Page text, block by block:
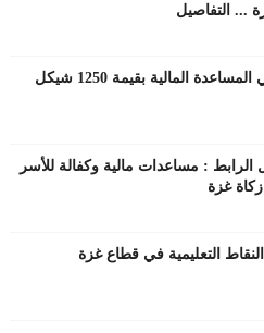
... التفاصيل
المالية بقيمة 1250 شيكل
الرابط : مساعدات مالية وكفالة للأسر
غزة
التعليمية في قطاع غزة